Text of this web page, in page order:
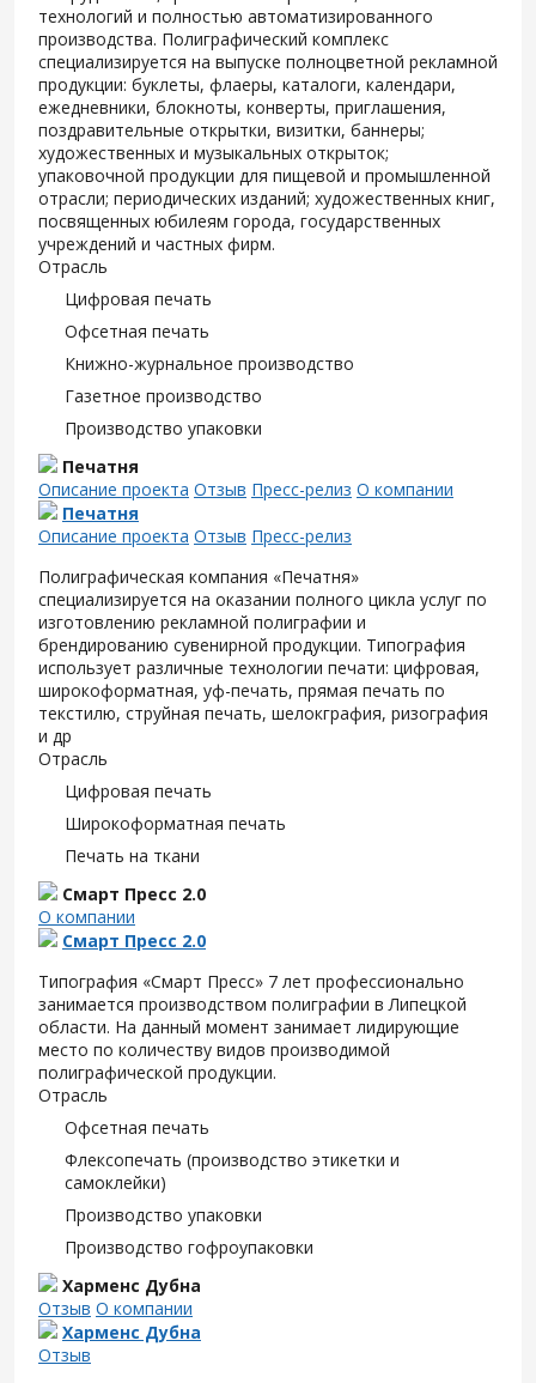
технологий и полностью автоматизированного
производства. Полиграфический комплекс
специализируется на выпуске полноцветной рекламной
продукции: буклеты, флаеры, каталоги, календари,
ежедневники, блокноты, конверты, приглашения,
поздравительные открытки, визитки, баннеры;
художественных и музыкальных открыток;
упаковочной продукции для пищевой и промышленной
отрасли; периодических изданий; художественных книг,
посвященных юбилеям города, государственных
учреждений и частных фирм.
Отрасль
Цифровая печать
Офсетная печать
Книжно-журнальное производство
Газетное производство
Производство упаковки
Печатня
Описание проекта Отзыв Пресс-релиз О компании
Печатня
Описание проекта Отзыв Пресс-релиз
Полиграфическая компания «Печатня»
специализируется на оказании полного цикла услуг по
изготовлению рекламной полиграфии и
брендированию сувенирной продукции. Типография
использует различные технологии печати: цифровая,
широкоформатная, уф-печать, прямая печать по
текстилю, струйная печать, шелокграфия, ризография
и др
Отрасль
Цифровая печать
Широкоформатная печать
Печать на ткани
Смарт Пресс 2.0
О компании
Смарт Пресс 2.0
Типография «Смарт Пресс» 7 лет профессионально
занимается производством полиграфии в Липецкой
области. На данный момент занимает лидирующие
место по количеству видов производимой
полиграфической продукции.
Отрасль
Офсетная печать
Флексопечать (производство этикетки и
самоклейки)
Производство упаковки
Производство гофроупаковки
Харменс Дубна
Отзыв О компании
Харменс Дубна
Отзыв